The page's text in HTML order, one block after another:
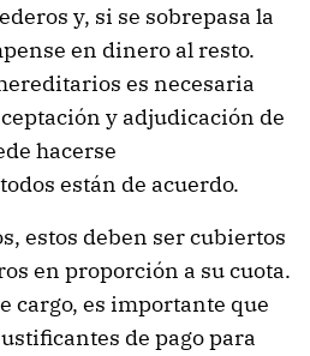
y, si se sobrepasa la
en dinero al resto.
es necesaria
y adjudicación de
hacerse
están de acuerdo.
estos deben ser cubiertos
en proporción a su cuota.
cargo, es importante que
de pago para